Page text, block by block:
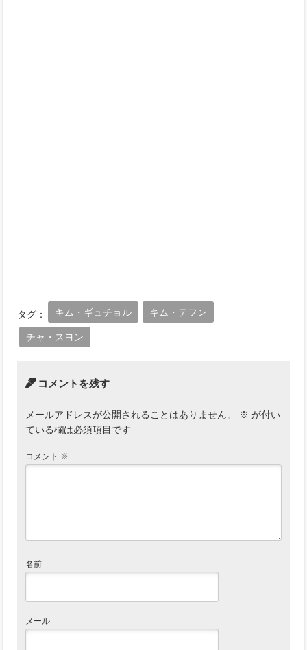
タグ： キム・ギュチョル キム・テフン
チャ・スヨン
コメントを残す
メールアドレスが公開されることはありません。 ※ が付い
ている欄は必須項目です
コメント ※
名前
メール